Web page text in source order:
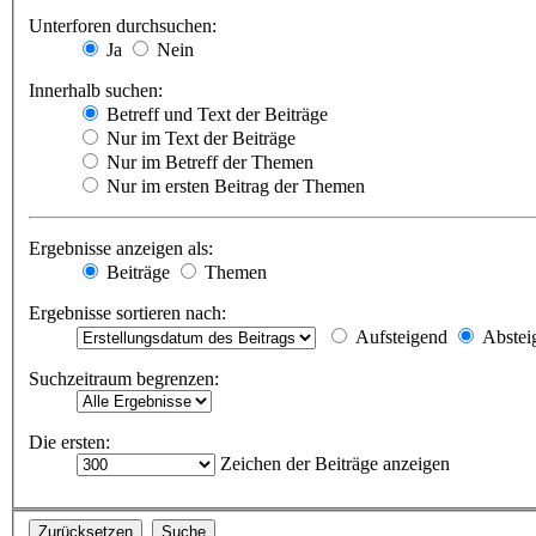
Unterforen durchsuchen:
Ja
Nein
Innerhalb suchen:
Betreff und Text der Beiträge
Nur im Text der Beiträge
Nur im Betreff der Themen
Nur im ersten Beitrag der Themen
Ergebnisse anzeigen als:
Beiträge
Themen
Ergebnisse sortieren nach:
Aufsteigend
Suchzeitraum begrenzen:
Die ersten:
Zeichen der Beiträge anzeigen